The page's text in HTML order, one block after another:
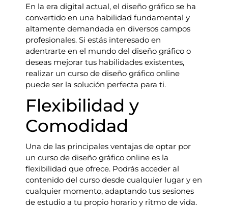
En la era digital actual, el diseño gráfico se ha
convertido en una habilidad fundamental y
altamente demandada en diversos campos
profesionales. Si estás interesado en
adentrarte en el mundo del diseño gráfico o
deseas mejorar tus habilidades existentes,
realizar un curso de diseño gráfico online
puede ser la solución perfecta para ti.
Flexibilidad y
Comodidad
Una de las principales ventajas de optar por
un curso de diseño gráfico online es la
flexibilidad que ofrece. Podrás acceder al
contenido del curso desde cualquier lugar y en
cualquier momento, adaptando tus sesiones
de estudio a tu propio horario y ritmo de vida.